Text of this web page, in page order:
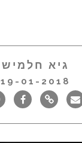
גיא חלמיש
19-01-2018